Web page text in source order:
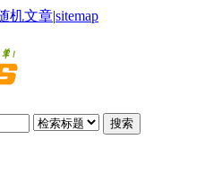
机文章|sitemap
搜索